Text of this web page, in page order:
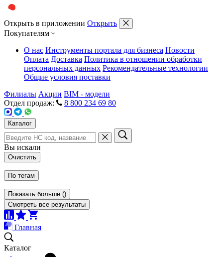
Открыть в приложении Открыть
Покупателям
О нас Инструменты портала для бизнеса Новости
Оплата Доставка Политика в отношении обработки
персональных данных Рекомендательные технологии
Общие условия поставки
Филиалы Акции BIM - модели
Отдел продаж:
8 800 234 69 80
Каталог
Вы искали
Очистить
По тегам
Показать больше ()
Смотреть все результаты
Главная
Каталог